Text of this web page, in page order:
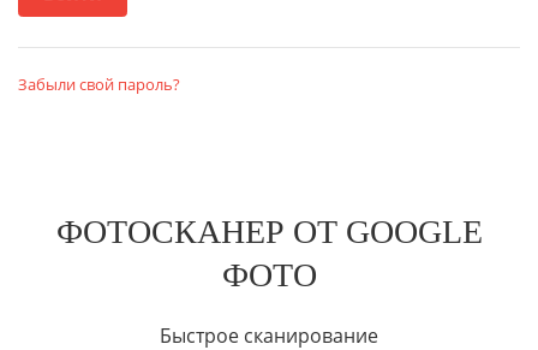
Забыли свой пароль?
ФОТОСКАНЕР ОТ GOOGLE
ФОТО
Быстрое сканирование